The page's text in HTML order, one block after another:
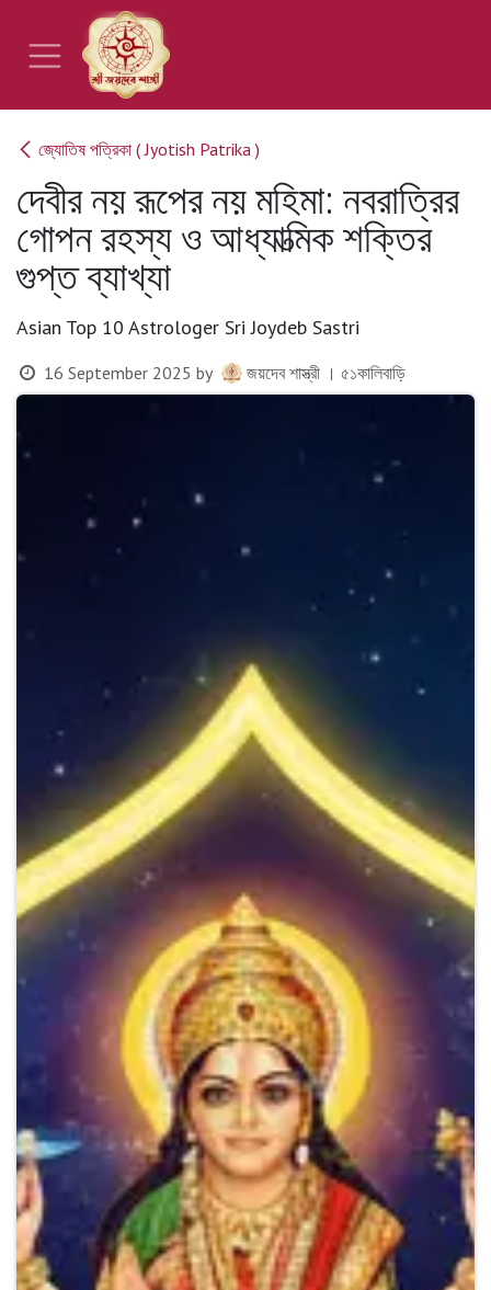
Skip to Content
জ্যোতিষ পত্রিকা ( Jyotish Patrika )
দেবীর নয় রূপের নয় মহিমা: নবরাত্রির
গোপন রহস্য ও আধ্যাত্মিক শক্তির
গুপ্ত ব্যাখ্যা
Asian Top 10 Astrologer Sri Joydeb Sastri
16 September 2025 by জয়দেব শাস্ত্রী । ৫১কালিবাড়ি